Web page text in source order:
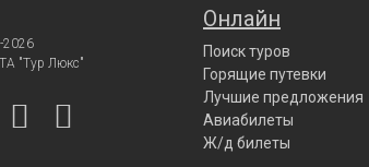
"Тур Люкс"
Онлайн
Поиск туров
Горящие путевки
Лучшие предложения
Авиабилеты
Ж/д билеты